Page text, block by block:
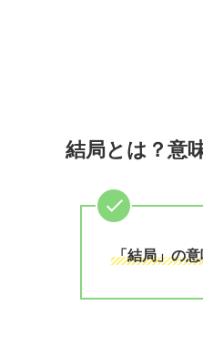
結局とは？意
「結局」の